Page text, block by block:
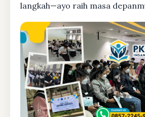
langkah—ayo raih masa